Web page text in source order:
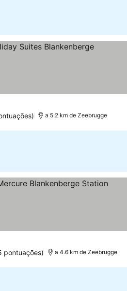
a 5.2 km de Zeebrugge
pontuações) a 4.6 km de Zeebrugge